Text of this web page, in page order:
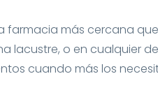
farmacia más cercana
lacustre, o en cualquier
cuando más los